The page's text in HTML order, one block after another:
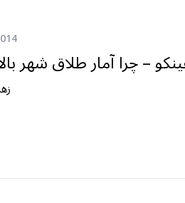
– چرا آمار طلاق شهر